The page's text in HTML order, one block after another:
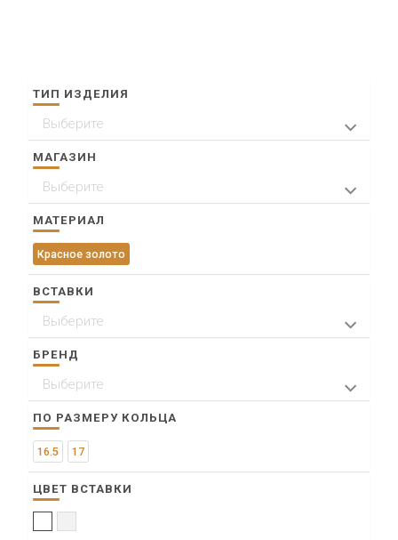
ТИП ИЗДЕЛИЯ
Выберите
Кольца
МАГАЗИН
Выберите
> Пр. им. газ. Красноярский рабочий 47, ТД
"Баджей"
МАТЕРИАЛ
Красное золото
ВСТАВКИ
Выберите
Жемчуг
Фианит
БРЕНД
Выберите
Karatov
ПО РАЗМЕРУ КОЛЬЦА
16.5 17
ЦВЕТ ВСТАВКИ